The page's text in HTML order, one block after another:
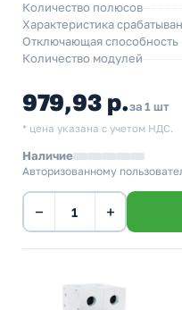
Количество полюсов
Характеристика
Отключающая способность
Количество модулей
979,93 р.за 1 шт
* цена указана с учетом НДС.
Наличие
Авторизованному
− +